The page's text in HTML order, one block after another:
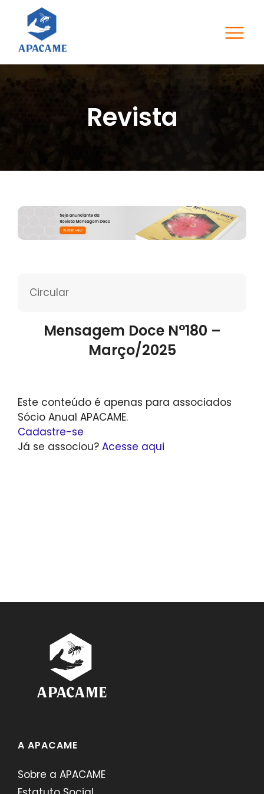
Revista
Circular
Mensagem Doce N°180 –
Março/2025
Este conteúdo é apenas para associados
Sócio Anual APACAME.
Cadastre-se
Já se associou? Acesse aqui
A APACAME
Sobre a APACAME